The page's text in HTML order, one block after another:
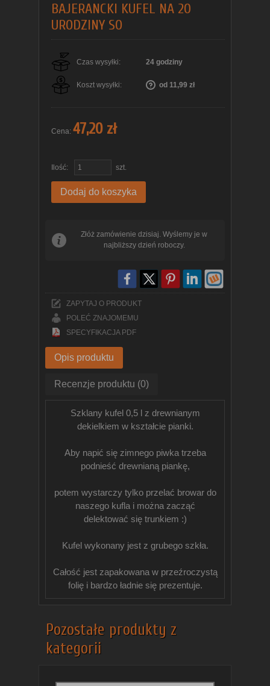
BAJERANCKI KUFEL NA 20
URODZINY SO
Czas wysyłki: 24 godziny
Koszt wysyłki: od 11,99 zł
Cena: 47,20 zł
Ilość: szt.
Dodaj do koszyka
Złóż zamówienie dzisiaj. Wyślemy je w
najbliższy dzień roboczy.
ZAPYTAJ O PRODUKT
POLEĆ ZNAJOMEMU
SPECYFIKACJA PDF
Opis produktu
Recenzje produktu (0)
Szklany kufel 0,5 l z drewnianym
dekielkiem w kształcie pianki.
Aby napić się zimnego piwka trzeba
podnieść drewnianą piankę,
potem wystarczy tylko przelać browar do
naszego kufla i można zacząć
delektować się trunkiem :)
Kufel wykonany jest z grubego szkła.
Całość jest zapakowana w przeźroczystą
folię i bardzo ładnie się prezentuje.
Pozostałe produkty z
kategorii